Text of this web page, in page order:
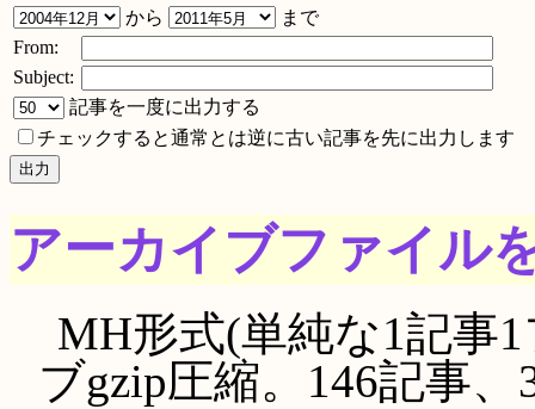
から
まで
From:
Subject:
記事を一度に出力する
チェックすると通常とは逆に古い記事を先に出力します
アーカイブファイル
MH形式(単純な1記事
ブgzip圧縮。146記事、